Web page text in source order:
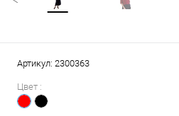
Артикул: 2300363
Цвет :